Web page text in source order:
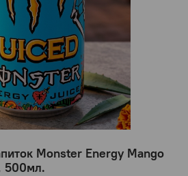
Monster Energy Mango
500мл.